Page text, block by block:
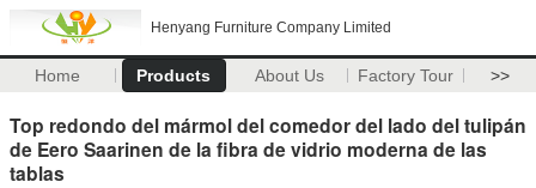
Henyang Furniture Company Limited
Home Products About Us Factory Tour >>
Top redondo del mármol del comedor del lado del tulipán
de Eero Saarinen de la fibra de vidrio moderna de las
tablas